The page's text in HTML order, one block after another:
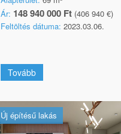
Ár: 148 940 000 Ft(406 940 €)
Feltöltés dátuma: 2023.03.06.
Tovább
Új építésű lakás